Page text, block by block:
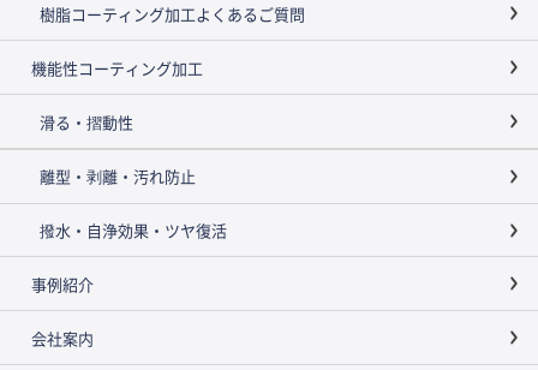
樹脂コーティング加工よくあるご質問
機能性コーティング加工
滑る・摺動性
離型・剥離・汚れ防止
撥水・自浄効果・ツヤ復活
事例紹介
会社案内